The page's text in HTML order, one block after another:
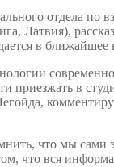
отдела
Латвия),
в ближайшее
приезжать в
что мы
что вся